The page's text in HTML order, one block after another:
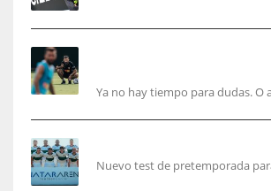
Ya no hay tiempo para dudas. O
Nuevo test de pretemporada